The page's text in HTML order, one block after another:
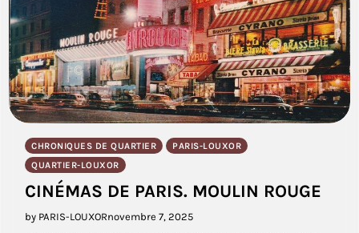
CHRONIQUES DE QUARTIER
PARIS-LOUXOR
QUARTIER-LOUXOR
CINÉMAS DE PARIS. MOULIN ROUGE
by PARIS-LOUXORnovembre 7, 2025